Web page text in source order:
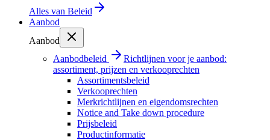
Alles van Beleid
Aanbod
Aanbod
Aanbodbeleid
Richtlijnen voor je aanbod:
assortiment, prijzen en verkooprechten
Assortimentsbeleid
Verkooprechten
Merkrichtlijnen en eigendomsrechten
Notice and Take down procedure
Prijsbeleid
Productinformatie